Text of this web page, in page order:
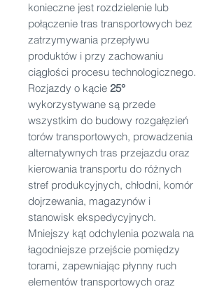
konieczne jest rozdzielenie lub
połączenie tras transportowych bez
zatrzymywania przepływu
produktów i przy zachowaniu
ciągłości procesu technologicznego.
Rozjazdy o kącie 25°
wykorzystywane są przede
wszystkim do budowy rozgałęzień
torów transportowych, prowadzenia
alternatywnych tras przejazdu oraz
kierowania transportu do różnych
stref produkcyjnych, chłodni, komór
dojrzewania, magazynów i
stanowisk ekspedycyjnych.
Mniejszy kąt odchylenia pozwala na
łagodniejsze przejście pomiędzy
torami, zapewniając płynny ruch
elementów transportowych oraz